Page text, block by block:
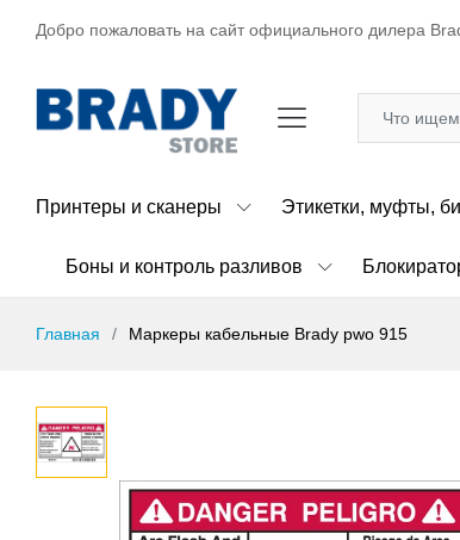
Добро пожаловать на сайт официального дилера
Принтеры и сканеры Этикетки, муфты,
Боны и контроль разливов
Главная Маркеры кабельные Brady pwo 915